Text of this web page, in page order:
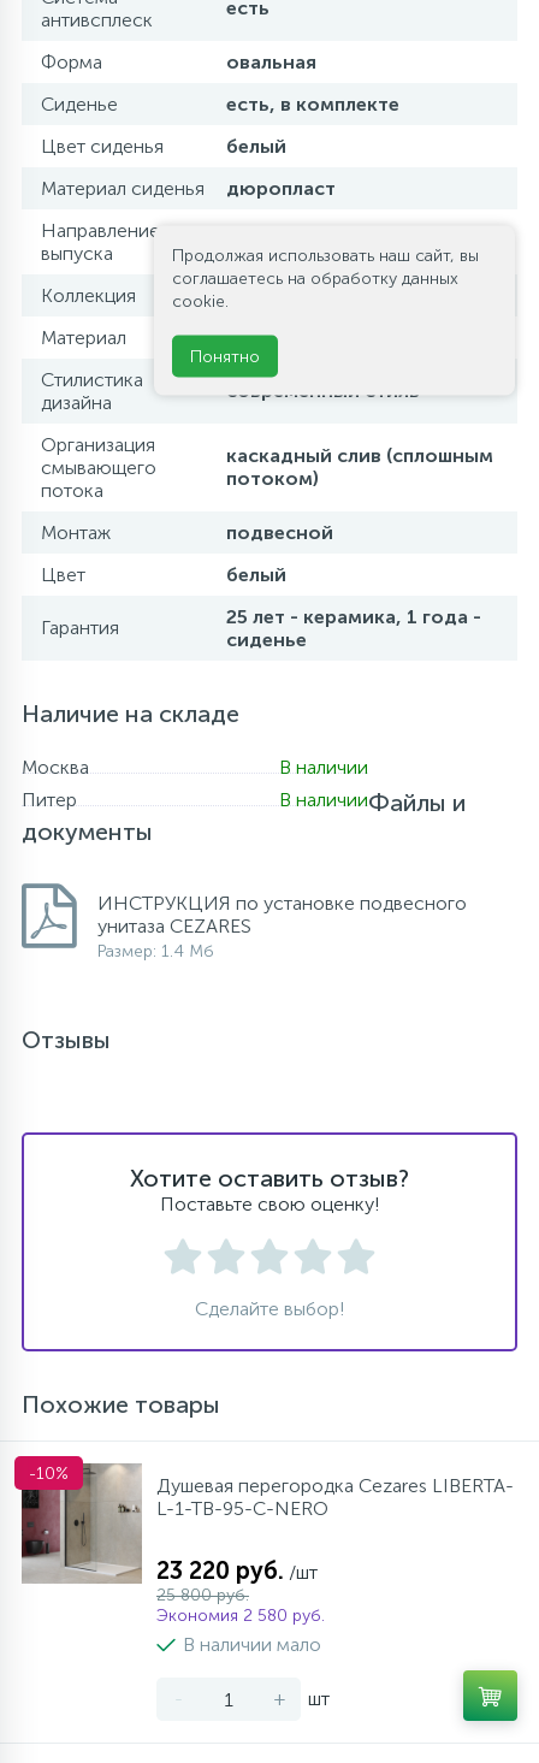
антивсплеск
есть
Форма
овальная
Сиденье
есть, в комплекте
Цвет сиденья
белый
Материал сиденья
дюропласт
Направление
выпуска
Коллекция
Материал
фаянс
Стилистика
дизайна
современный стиль
Организация
смывающего
потока
каскадный слив (сплошным
потоком)
Монтаж
подвесной
Цвет
белый
Гарантия
25 лет - керамика, 1 года -
сиденье
Наличие на складе
Москва
В наличии
Питер
В наличииФайлы и
документы
ИНСТРУКЦИЯ по установке подвесного
унитаза CEZARES
Размер: 1.4 Мб
Отзывы
Хотите оставить отзыв?
Поставьте свою оценку!
Сделайте выбор!
Похожие товары
-10%
Душевая перегородка Cezares LIBERTA-
L-1-TB-95-C-NERO
23 220 руб. /шт
25 800 руб.
Экономия 2 580 руб.
В наличии мало
- + шт
Продолжая использовать наш сайт, вы
соглашаетесь на обработку данных
cookie.
Понятно